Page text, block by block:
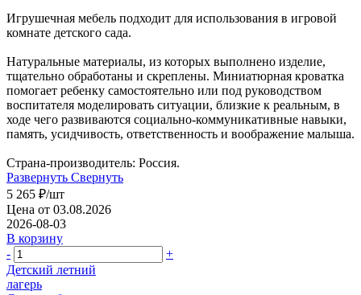
Игрушечная мебель подходит для использования в игровой
комнате детского сада.
Натуральные материалы, из которых выполнено изделие,
тщательно обработаны и скреплены. Миниатюрная кроватка
помогает ребенку самостоятельно или под руководством
воспитателя моделировать ситуации, близкие к реальным, в
ходе чего развиваются социально-коммуникативные навыки,
память, усидчивость, ответственность и воображение малыша.
Страна-производитель: Россия.
Развернуть Свернуть
5 265 ₽/шт
Цена от 03.08.2026
2026-08-03
В корзину
-
+
Детский летний
лагерь